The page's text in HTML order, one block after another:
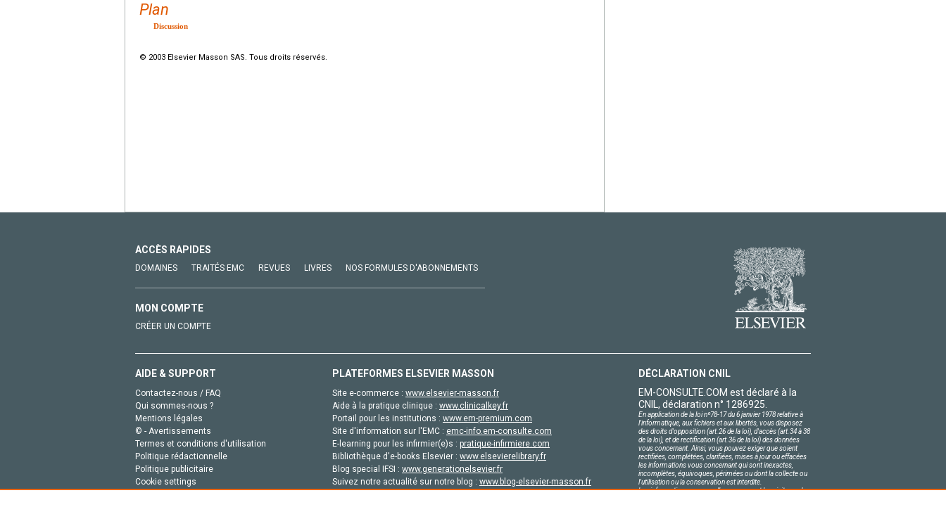
Plan
Discussion
© 2003 Elsevier Masson SAS. Tous droits réservés.
ACCÈS RAPIDES
DOMAINES TRAITÉS EMC REVUES LIVRES NOS FORMULES D'ABONNEMENTS
MON COMPTE
CRÉER UN COMPTE
AIDE & SUPPORT
Contactez-nous / FAQ
Qui sommes-nous ?
Mentions légales
© - Avertissements
Termes et conditions d'utilisation
Politique rédactionnelle
Politique publicitaire
Cookie settings
PLATEFORMES ELSEVIER MASSON
Site e-commerce : www.elsevier-masson.fr
Aide à la pratique clinique : www.clinicalkey.fr
Portail pour les institutions : www.em-premium.com
Site d'information sur l'EMC : emc-info.em-consulte.com
E-learning pour les infirmier(e)s : pratique-infirmiere.com
Bibliothèque d'e-books Elsevier : www.elsevierelibrary.fr
Blog special IFSI : www.generationelsevier.fr
Suivez notre actualité sur notre blog : www.blog-elsevier-masson.fr
DÉCLARATION CNIL
EM-CONSULTE.COM est déclaré à la
CNIL, déclaration n° 1286925.
En application de la loi nº78-17 du 6 janvier 1978 relative à
l'informatique, aux fichiers et aux libertés, vous disposez
des droits d'opposition (art.26 de la loi), d'accès (art.34 à 38
de la loi), et de rectification (art.36 de la loi) des données
vous concernant. Ainsi, vous pouvez exiger que soient
rectifiées, complétées, clarifiées, mises à jour ou effacées
les informations vous concernant qui sont inexactes,
incomplètes, équivoques, périmées ou dont la collecte ou
l'utilisation ou la conservation est interdite.
Les informations personnelles concernant les visiteurs de